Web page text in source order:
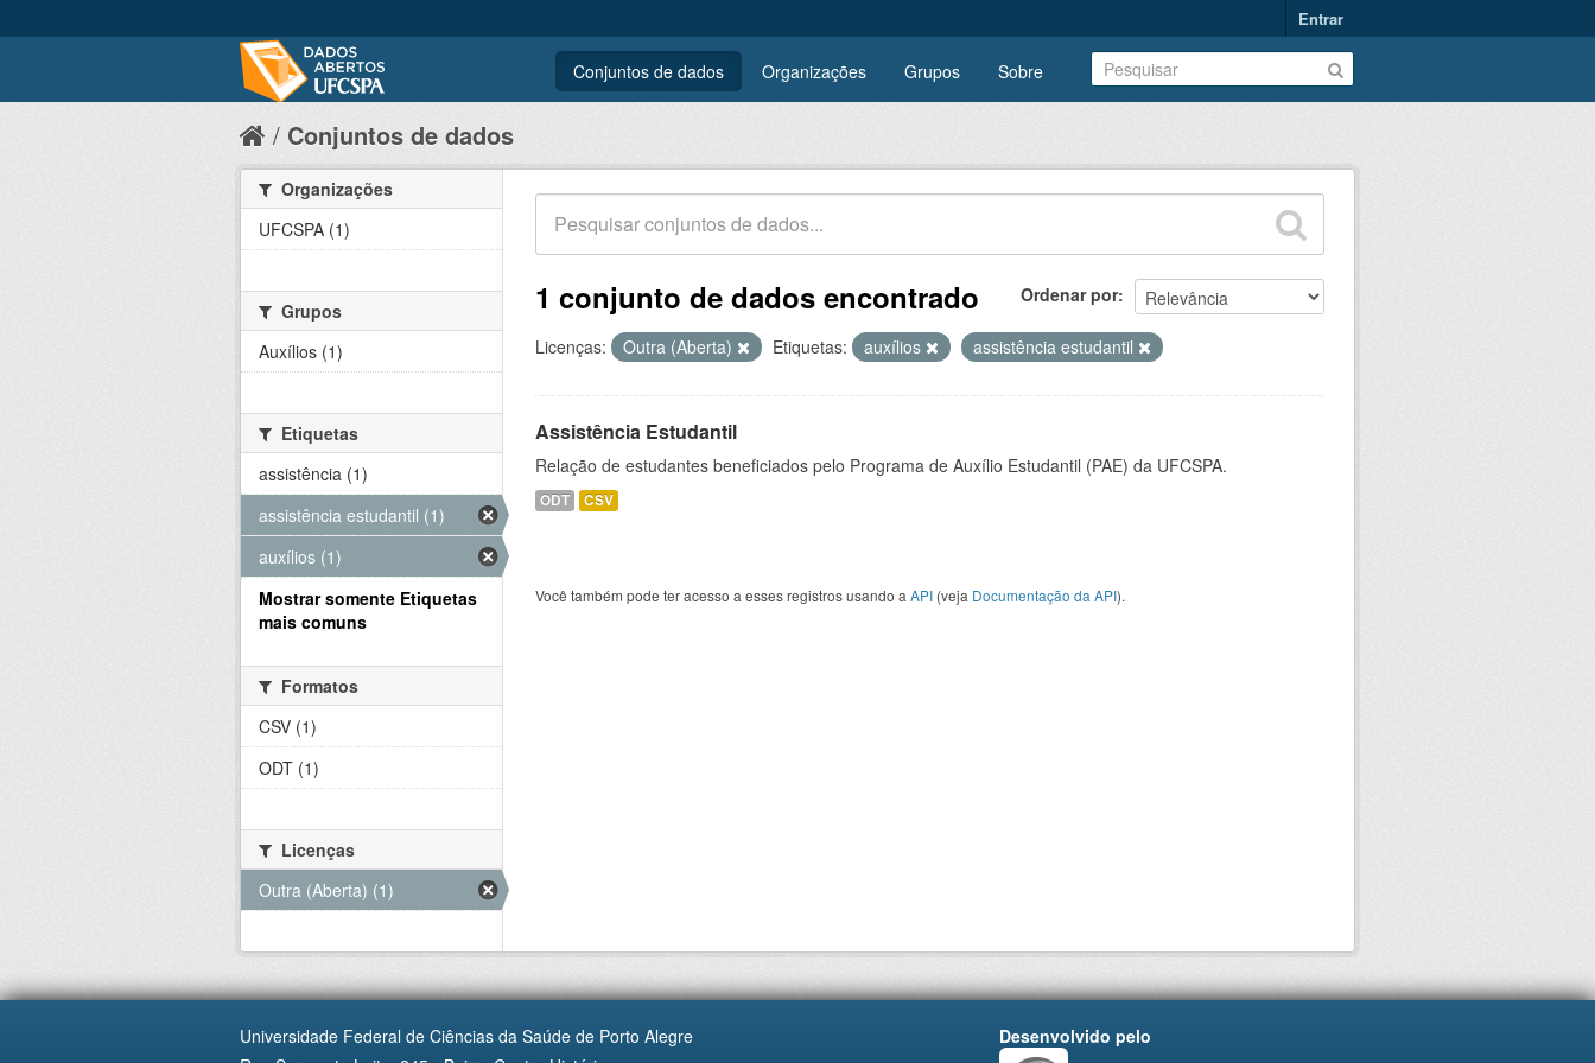
Entrar
Conjuntos de dados Organizações Grupos Sobre
Conjuntos de dados
Ordenar por
1 conjunto de dados encontrado
Licenças: Outra (Aberta) Etiquetas: auxílios assistência estudantil
Assistência Estudantil
Relação de estudantes beneficiados pelo Programa de Auxílio Estudantil (PAE) da UFCSPA.
ODT CSV
Você também pode ter acesso a esses registros usando a API (veja Documentação da API).
Organizações
UFCSPA (1)
Grupos
Auxílios (1)
Etiquetas
assistência (1)
assistência estudantil (1)
auxílios (1)
Mostrar somente Etiquetas
mais comuns
Formatos
CSV (1)
ODT (1)
Licenças
Outra (Aberta) (1)
Universidade Federal de Ciências da Saúde de Porto Alegre
Desenvolvido pelo